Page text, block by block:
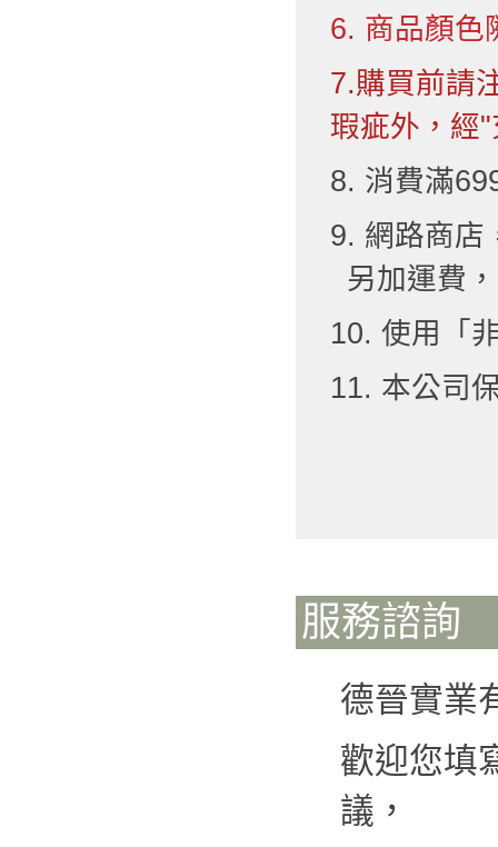
6. 商品顏色
7.購買前請
瑕疵外，經
8. 消費滿
9. 網路商店
另加運費
10. 使用「
11. 本公司
服務諮詢
德晉實業
歡迎您填
議，